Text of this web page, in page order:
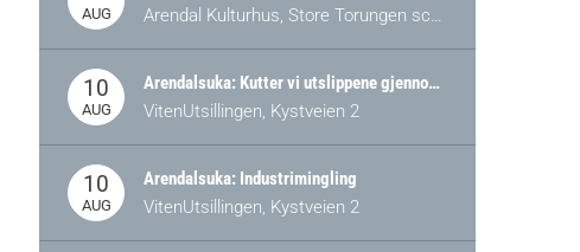
AUG
Arendal Kulturhus, Store Torungen scene
10
AUG
Arendalsuka: Kutter vi utslippene gjennom omstilling – eller tap av industri?
VitenUtsillingen, Kystveien 2
10
AUG
Arendalsuka: Industrimingling
VitenUtsillingen, Kystveien 2